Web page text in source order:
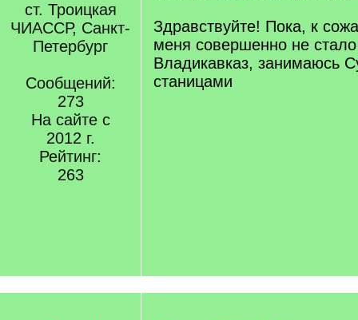
ст. Троицкая
ЧИАССР, Санкт-
Петербург
Сообщений:
273
На сайте с
2012 г.
Рейтинг:
263
Здравствуйте! Пока, к
меня совершенно не
Владикавказ, занимаюсь
станицами